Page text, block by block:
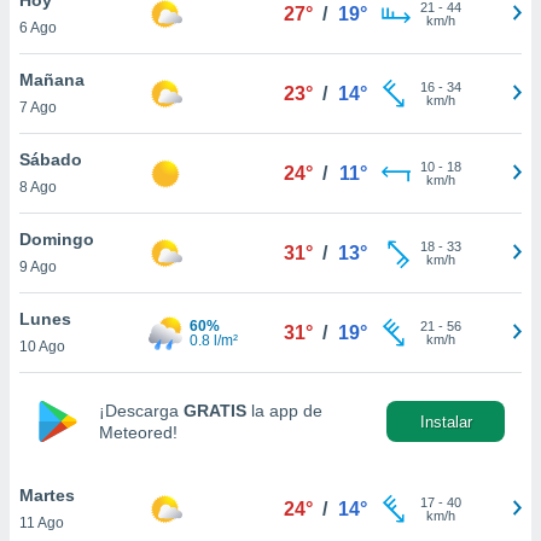
en
más
nuestra
de
aceptar
de
6 Ago
27° / 19° 21 - 44
km/h
Mañana
7 Ago
23° / 14° 16- 34
km/h
Sábado
8 Ago
24° / 11° 10- 18
km/h
Domingo
9 Ago
31° / 13° 18- 33
km/h
Lunes
10 Ago
60%
0.8 l/m²
31° / 19° 21 - 56
km/h
¡Descarga GRATIS la app de
Meteored!
Instalar
Martes
11 Ago
24° / 14° 17- 40
km/h